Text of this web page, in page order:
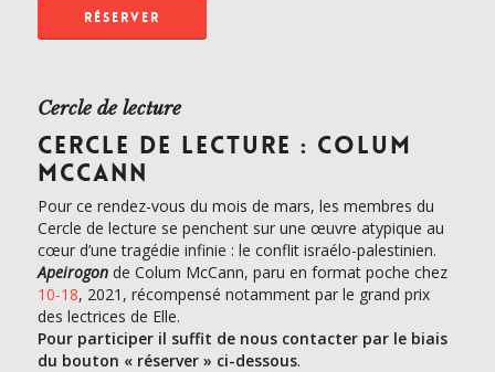
RÉSERVER
Cercle de lecture
CERCLE DE LECTURE : COLUM
MCCANN
Pour ce rendez-vous du mois de mars, les membres du
Cercle de lecture se penchent sur une œuvre atypique au
cœur d’une tragédie infinie : le conflit israélo-palestinien.
Apeirogon de Colum McCann, paru en format poche chez
10-18, 2021, récompensé notamment par le grand prix
des lectrices de Elle.
Pour participer il suffit de nous contacter par le biais
du bouton « réserver » ci-dessous.